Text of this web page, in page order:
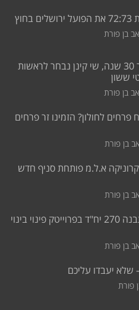
בן פורת
מהפך בחולון: לאחר 30 שנה, שי קינן נבחר לראשות
ששון
בן פורת
פרחים לחולון? הזמינו זר פרחים
בן פורת
א.ל.מ פותחת סניף חדש
בן פורת
חברת אורון נדל"ן תבנה 270 יח"ד בפרוייטק פינוי בינוי
בן פורת
שלא יעבדו עליכם
פורת